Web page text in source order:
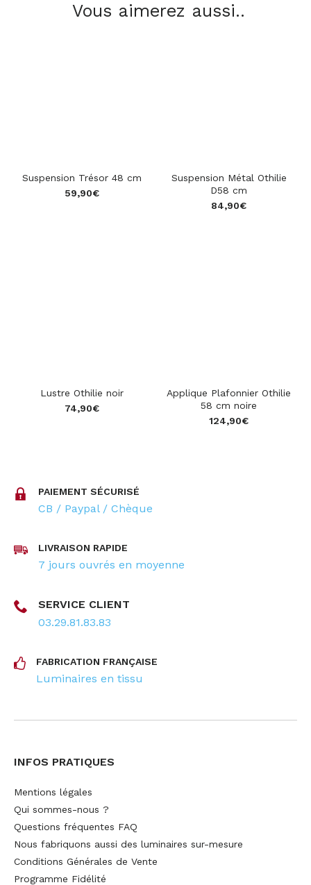
Vous aimerez aussi..
Suspension Trésor 48 cm
59,90€
Suspension Métal Othilie
D58 cm
84,90€
Lustre Othilie noir
74,90€
Applique Plafonnier Othilie
58 cm noire
124,90€
PAIEMENT SÉCURISÉ
CB / Paypal / Chèque
LIVRAISON RAPIDE
7 jours ouvrés en moyenne
SERVICE CLIENT
03.29.81.83.83
FABRICATION FRANÇAISE
Luminaires en tissu
INFOS PRATIQUES
Mentions légales
Qui sommes-nous ?
Questions fréquentes FAQ
Nous fabriquons aussi des luminaires sur-mesure
Conditions Générales de Vente
Programme Fidélité